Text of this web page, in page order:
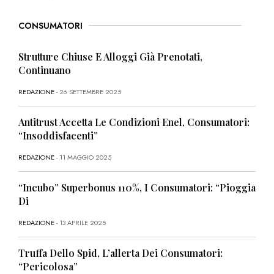
CONSUMATORI
Strutture Chiuse E Alloggi Già Prenotati,
Continuano
REDAZIONE- 26 SETTEMBRE 2025
Antitrust Accetta Le Condizioni Enel, Consumatori:
“Insoddisfacenti”
REDAZIONE- 11 MAGGIO 2025
“Incubo” Superbonus 110%, I Consumatori: “Pioggia
Di
REDAZIONE- 13 APRILE 2025
Truffa Dello Spid, L’allerta Dei Consumatori:
“Pericolosa”